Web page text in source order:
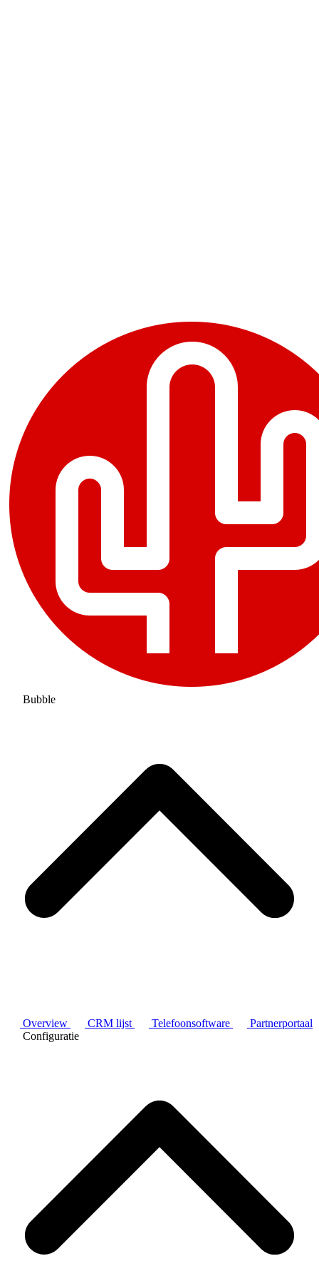
Bubble
Overview CRM lijst Telefoonsoftware
Partnerportaal
Configuratie